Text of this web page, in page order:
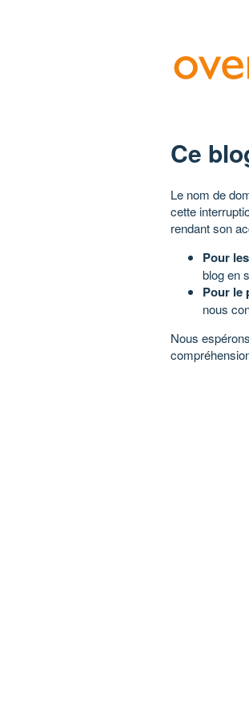
Ce
Le nom de
cette
rendant son
Pour
blog en
Pour le
nous
Nous